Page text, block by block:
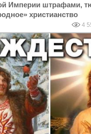
Империи штрафами,
христианство
4